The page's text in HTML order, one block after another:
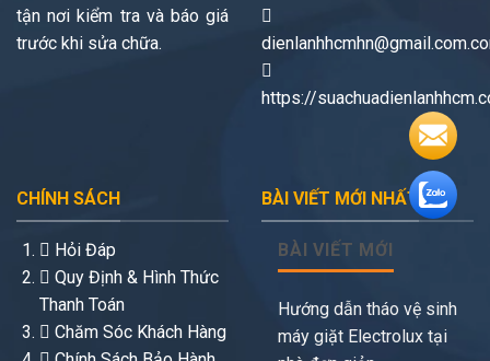
tận nơi kiểm tra và báo giá
trước khi sửa chữa.
https://
CHÍNH SÁCH
Hỏi Đáp
Quy Định & Hình Thức
Thanh Toán
Chăm Sóc Khách Hàng
BÀI VIẾT MỚI NHẤT
BÀI VIẾT MỚI
Hướng dẫn tháo vệ sinh
máy giặt Electrolux tại